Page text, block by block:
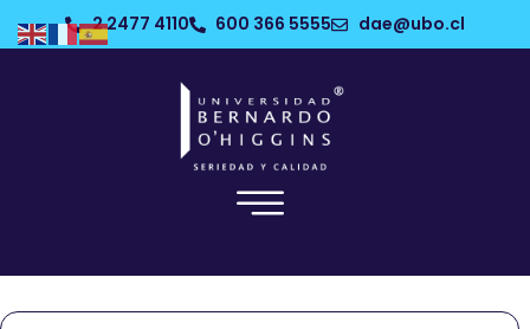
2 2477 4110 600 366 5555 dae@ubo.cl